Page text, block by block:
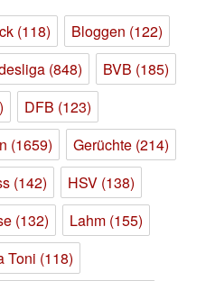
(118) Bloggen (122)
(848) BVB (185)
DFB (123)
(1659) Gerüchte (214)
(142) HSV (138)
(132) Lahm (155)
Toni (118)